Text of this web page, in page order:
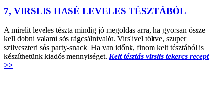
7, VIRSLIS HASÉ LEVELES TÉSZTÁBÓL
A mirelit leveles tészta mindig jó megoldás arra, ha gyorsan össze
kell dobni valami sós rágcsálnivalót. Virslivel töltve, szuper
szilveszteri sós party-snack. Ha van időnk, finom kelt tésztából is
készíthetünk kiadós mennyiséget. Kelt tésztás virslis tekercs recept
>>